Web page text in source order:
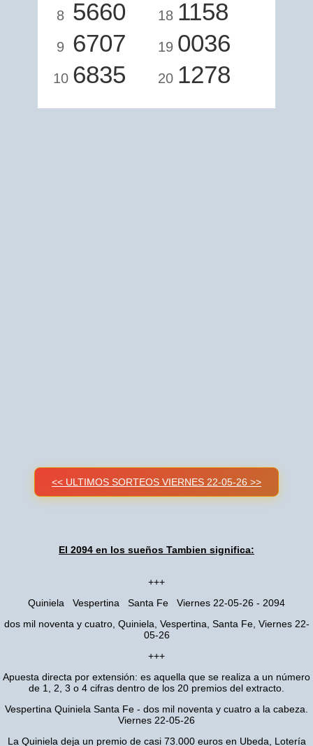
8 5660
9 6707
10 6835
18 1158
19 0036
20 1278
<< ULTIMOS SORTEOS VIERNES 22-05-26 >>
El 2094 en los sueños Tambien significa:
+++
Quiniela Vespertina Santa Fe Viernes 22-05-26 - 2094
dos mil noventa y cuatro, Quiniela, Vespertina, Santa Fe, Viernes 22-
05-26
+++
Apuesta directa por extensión: es aquella que se realiza a un número
de 1, 2, 3 o 4 cifras dentro de los 20 premios del extracto.
Vespertina Quiniela Santa Fe - dos mil noventa y cuatro a la cabeza.
Viernes 22-05-26
La Quiniela deja un premio de casi 73.000 euros en Ubeda, Lotería